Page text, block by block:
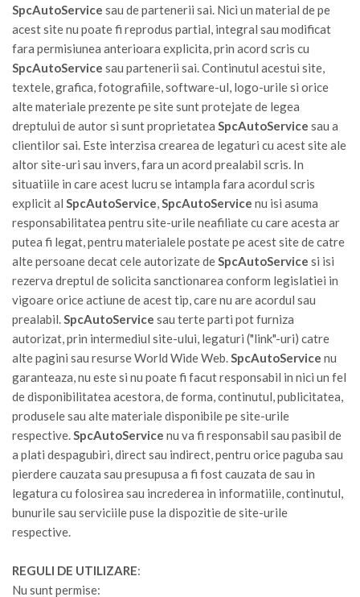
SpcAutoService sau de partenerii sai. Nici un material de pe
acest site nu poate fi reprodus partial, integral sau modificat
fara permisiunea anterioara explicita, prin acord scris cu
SpcAutoService sau partenerii sai. Continutul acestui site,
textele, grafica, fotografiile, software-ul, logo-urile si orice
alte materiale prezente pe site sunt protejate de legea
dreptului de autor si sunt proprietatea SpcAutoService sau a
clientilor sai. Este interzisa crearea de legaturi cu acest site ale
altor site-uri sau invers, fara un acord prealabil scris. In
situatiile in care acest lucru se intampla fara acordul scris
explicit al SpcAutoService,SpcAutoService nu isi asuma
responsabilitatea pentru site-urile neafiliate cu care acesta ar
putea fi legat, pentru materialele postate pe acest site de catre
alte persoane decat cele autorizate deSpcAutoService si isi
rezerva dreptul de solicita sanctionarea conform legislatiei in
vigoare orice actiune de acest tip, care nu are acordul sau
prealabil.SpcAutoService sau terte parti pot furniza
autorizat, prin intermediul site-ului, legaturi ("link"-uri) catre
alte pagini sau resurse World Wide Web.SpcAutoService nu
garanteaza, nu este si nu poate fi facut responsabil in nici un fel
de disponibilitatea acestora, de forma, continutul, publicitatea,
produsele sau alte materiale disponibile pe site-urile
respective.SpcAutoService nu va fi responsabil sau pasibil de
a plati despagubiri, direct sau indirect, pentru orice paguba sau
pierdere cauzata sau presupusa a fi fost cauzata de sau in
legatura cu folosirea sau increderea in informatiile, continutul,
bunurile sau serviciile puse la dispozitie de site-urile
respective.
REGULI DE UTILIZARE:
Nu sunt permise: